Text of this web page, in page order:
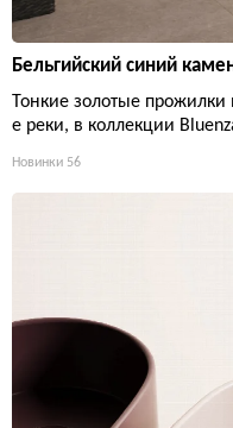
Бельгийский синий
Тонкие золотые
е реки, в коллекции
Новинки 56